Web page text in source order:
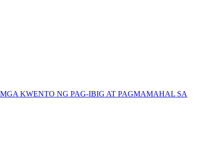
MGA KWENTO NG PAG-IBIG AT PAGMAMAHAL SA